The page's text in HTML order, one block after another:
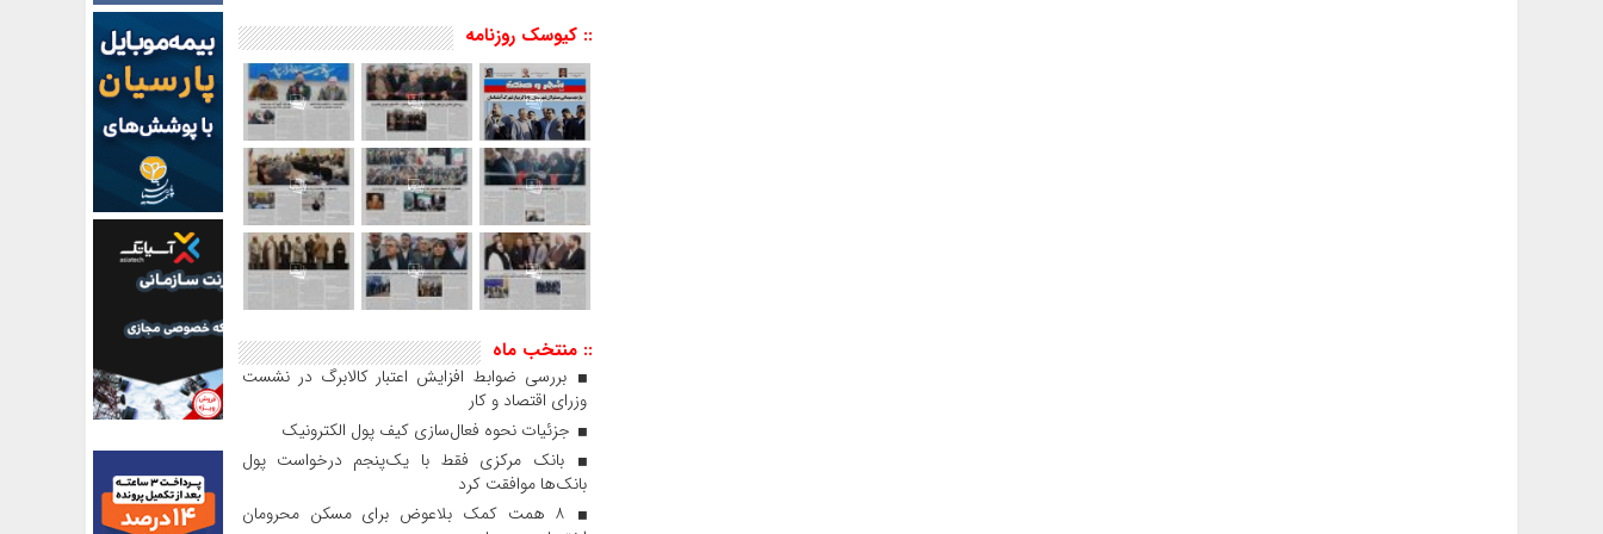
:: کیوسک روزنامه
:: منتخب ماه
بررسی ضوابط افزایش اعتبار کالابرگ در نشست
وزرای اقتصاد و کار
جزئیات نحوه فعال‌سازی کیف پول الکترونیک
بانک مرکزی فقط با یک‌‎پنجم درخواست پول
بانک‌ها موافقت کرد
۸ همت کمک بلاعوض برای مسکن محرومان